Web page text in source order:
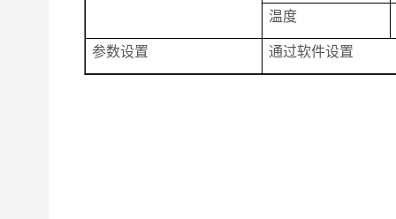
温度
参数设置 通过软件设置